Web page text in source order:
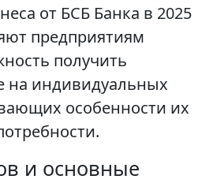
от БСБ Банка в 2025
предприятиям
получить
на индивидуальных
особенности их
и основные